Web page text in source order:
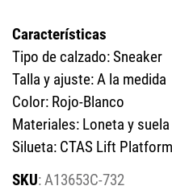
Características
Tipo de calzado: Sneaker
Talla y ajuste: A la medida
Color: Rojo-Blanco
Materiales: Loneta y
Silueta: CTAS Lift
:A13653C-732